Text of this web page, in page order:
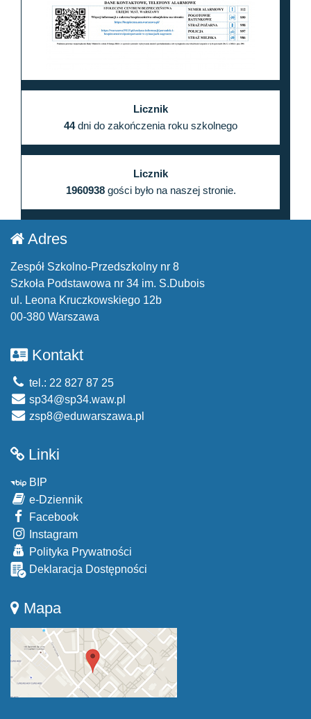
Licznik
44dni do zakończenia roku szkolnego
Licznik
1960938gości było na naszej stronie.
Adres
Zespół Szkolno-Przedszkolny nr 8
Szkoła Podstawowa nr 34 im. S.Dubois
ul. Leona Kruczkowskiego 12b
00-380 Warszawa
Kontakt
tel.: 22 827 87 25
sp34@sp34.waw.pl
zsp8@eduwarszawa.pl
Linki
BIP
e-Dziennik
Facebook
Instagram
Polityka Prywatności
Deklaracja Dostępności
Mapa